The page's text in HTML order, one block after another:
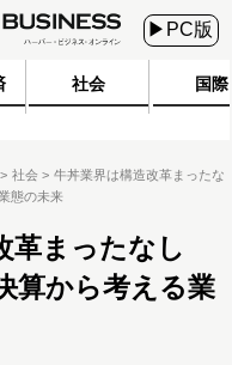
▶PC版
社会 国際
社会
牛丼業界は構造改革まったな
態の未来
革まったなし
から考える業